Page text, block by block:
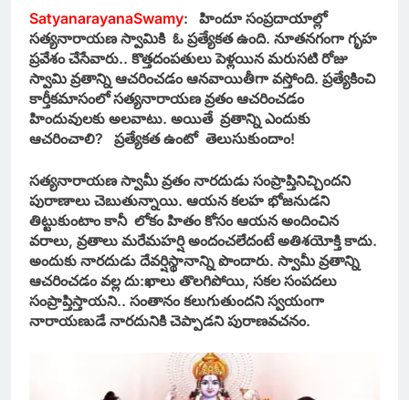
SatyanarayanaSwamy: హిందూ సంప్రదాయాల్లో
సత్యనారాయణ స్వామికి ఓ ప్రత్యేకత ఉంది. నూతనగంగా గృహ
ప్రవేశం చేసేవారు.. కొత్తదంపతులు పెళ్లయిన మరుసటి రోజు
స్వామి వ్రతాన్ని ఆచరించడం ఆనవాయితీగా వస్తోంది. ప్రత్యేకించి
కార్తీకమాసంలో సత్యనారాయణ వ్రతం ఆచరించడం
హిందువులకు అలవాటు. అయితే వ్రతాన్ని ఎందుకు
ఆచరించాలి? ప్రత్యేకత ఉంటో తెలుసుకుందాం!
సత్యనారాయణ స్వామీ వ్రతం నారదుడు సంప్రాప్తినిచ్చిందని
పురాణాలు చెబుతున్నాయి. ఆయన కలహ భోజనుడని
తిట్టుకుంటాం కానీ లోకం హితం కోసం ఆయన అందించిన
వరాలు, వ్రతాలు మరేమహర్షి అందంచలేదంటే అతిశయోక్తి కాదు.
అందుకు నారదుడు దేవర్షిస్థానాన్ని పొందారు. స్వామీ వ్రతాన్ని
ఆచరించడం వల్ల దు:ఖాలు తొలగిపోయి, సకల సంపదలు
సంప్రాప్తిస్తాయని.. సంతానం కలుగుతుందని స్వయంగా
నారాయణుడే నారదునికి చెప్పాడని పురాణవచనం.